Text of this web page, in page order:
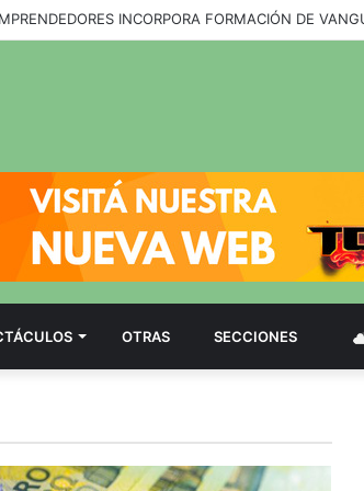
OTRAS SECCIONES